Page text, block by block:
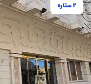
2 ستاره